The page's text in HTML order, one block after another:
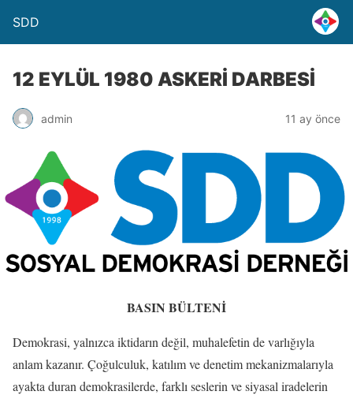
SDD
12 EYLÜL 1980 ASKERİ DARBESİ
admin 11 ay önce
BASIN BÜLTENİ
Demokrasi, yalnızca iktidarın değil, muhalefetin de varlığıyla
anlam kazanır. Çoğulculuk, katılım ve denetim mekanizmalarıyla
ayakta duran demokrasilerde, farklı seslerin ve siyasal iradelerin